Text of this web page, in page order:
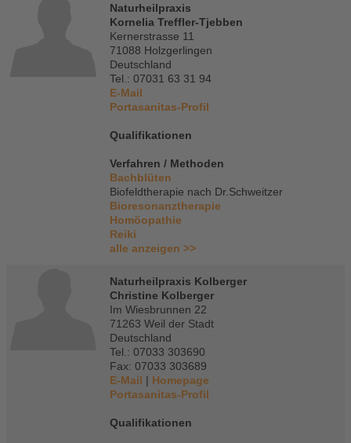
Naturheilpraxis
Kornelia Treffler-Tjebben
Kernerstrasse 11
71088 Holzgerlingen
Deutschland
Tel.: 07031 63 31 94
E-Mail
Portasanitas-Profil
Qualifikationen
Verfahren / Methoden
Bachblüten
Biofeldtherapie nach Dr.Schweitzer
Bioresonanztherapie
Homöopathie
Reiki
alle anzeigen >>
Naturheilpraxis Kolberger
Christine Kolberger
Im Wiesbrunnen 22
71263 Weil der Stadt
Deutschland
Tel.: 07033 303690
Fax: 07033 303689
E-Mail | Homepage
Portasanitas-Profil
Qualifikationen